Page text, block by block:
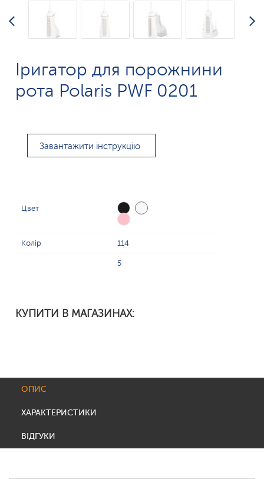
Іригатор для порожнини
рота Polaris PWF 0201
Завантажити інструкцію
Цвет
Колір 114
5
КУПИТИ В МАГАЗИНАХ:
ОПИС
ХАРАКТЕРИСТИКИ
ВІДГУКИ